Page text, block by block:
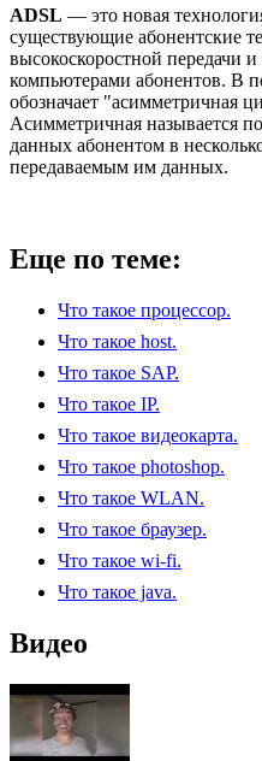
ADSL — это новая
существующие абонентские
высокоскоростной передачи
компьютерами абонентов. В
обозначает "асимметричная
Асимметричная называется
данных абонентом в
передаваемым им данных.
Еще по теме:
Что такое процессор.
Что такое host.
Что такое SAP.
Что такое IP.
Что такое видеокарта.
Что такое photoshop.
Что такое WLAN.
Что такое браузер.
Что такое wi-fi.
Что такое java.
Видео